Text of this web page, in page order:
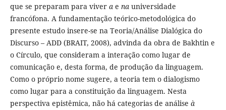
que se preparam para viver ae nauniversidade
francófona. A fundamentação teórico-metodológica do
presente estudo insere-se na Teoria/Análise Dialógica do
Discurso – ADD (BRAIT, 2008), advinda da obra de Bakhtin e
o Círculo, que consideram a interação como lugar de
comunicação e, desta forma, de produção da linguagem.
Como o próprio nome sugere, a teoria tem o dialogismo
como lugar para a constituição da linguagem. Nesta
perspectiva epistêmica, não há categorias de análise à